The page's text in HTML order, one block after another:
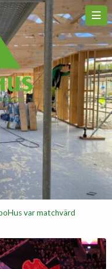
var matchvärd